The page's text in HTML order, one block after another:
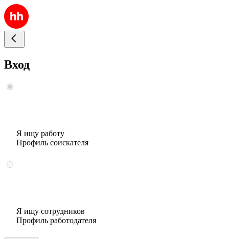
Вход
Я ищу работу
Профиль соискателя
Я ищу сотрудников
Профиль работодателя